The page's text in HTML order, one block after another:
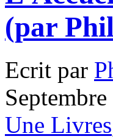
(par
Ecrit par
Une Livres